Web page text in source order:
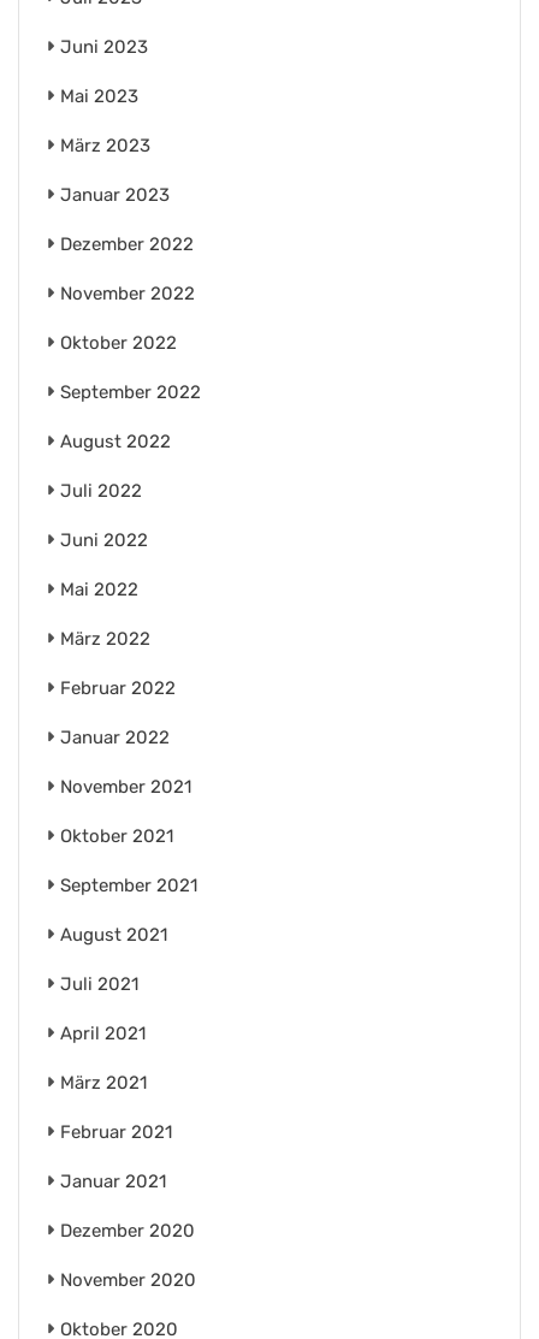
Juni 2023
Mai 2023
März 2023
Januar 2023
Dezember 2022
November 2022
Oktober 2022
September 2022
August 2022
Juli 2022
Juni 2022
Mai 2022
März 2022
Februar 2022
Januar 2022
November 2021
Oktober 2021
September 2021
August 2021
Juli 2021
April 2021
März 2021
Februar 2021
Januar 2021
Dezember 2020
November 2020
Oktober 2020